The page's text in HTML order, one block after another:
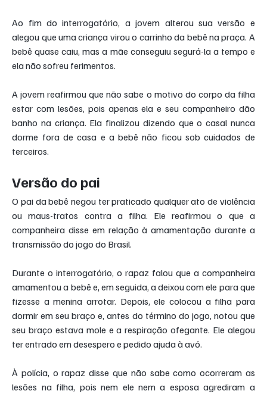
Ao fim do interrogatório, a jovem alterou sua versão e
alegou que uma criança virou o carrinho da bebê na praça. A
bebê quase caiu, mas a mãe conseguiu segurá-la a tempo e
ela não sofreu ferimentos.
A jovem reafirmou que não sabe o motivo do corpo da filha
estar com lesões, pois apenas ela e seu companheiro dão
banho na criança. Ela finalizou dizendo que o casal nunca
dorme fora de casa e a bebê não ficou sob cuidados de
terceiros.
Versão do pai
O pai da bebê negou ter praticado qualquer ato de violência
ou maus-tratos contra a filha. Ele reafirmou o que a
companheira disse em relação à amamentação durante a
transmissão do jogo do Brasil.
Durante o interrogatório, o rapaz falou que a companheira
amamentou a bebê e, em seguida, a deixou com ele para que
fizesse a menina arrotar. Depois, ele colocou a filha para
dormir em seu braço e, antes do término do jogo, notou que
seu braço estava mole e a respiração ofegante. Ele alegou
ter entrado em desespero e pedido ajuda à avó.
À polícia, o rapaz disse que não sabe como ocorreram as
lesões na filha, pois nem ele nem a esposa agrediram a